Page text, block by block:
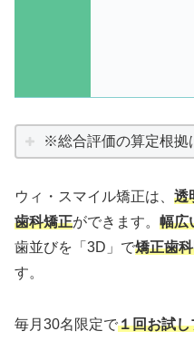
※総合評価の算定根拠
ウィ・スマイル矯正は、 透
歯科矯正ができます。 幅広
歯並びを「3D」で矯正歯
す。
毎月30名限定で１回お試